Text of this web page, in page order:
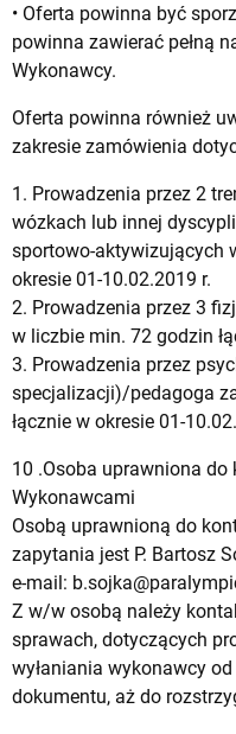
• Oferta powinna być
powinna zawierać pełną
Wykonawcy.
Oferta powinna również
zakresie zamówienia
1. Prowadzenia przez 2
wózkach lub innej
sportowo-aktywizujących
okresie 01-10.02.2019 r.
2. Prowadzenia przez 3
w liczbie min. 72 godzin
3. Prowadzenia przez
specjalizacji)/pedagoga
łącznie w okresie 01-
10 .Osoba uprawniona
Wykonawcami
Osobą uprawnioną do
zapytania jest P. Bartosz
e-mail:
Z w/w osobą należy
sprawach, dotyczących
wyłaniania wykonawcy
dokumentu, aż do